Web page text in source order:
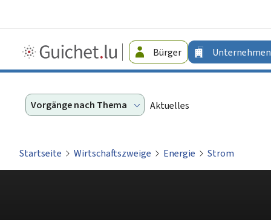
Guichet.lu
-
Bürger Unternehmen
Vorgänge nach Thema Aktuelles
Startseite Wirtschaftszweige Energie Strom